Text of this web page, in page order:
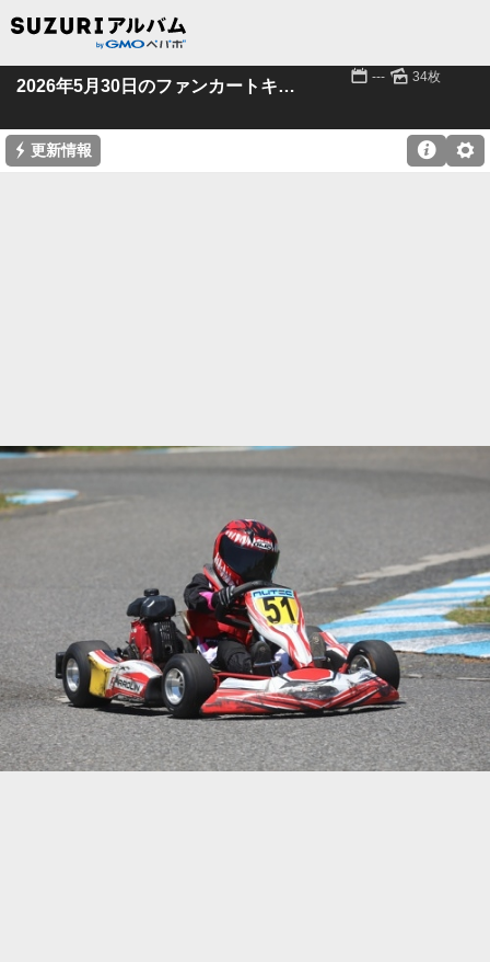
2026年5月30日のファンカートキッズ 📅 --- 🌄 34枚
⚡ 更新情報 ⚙
